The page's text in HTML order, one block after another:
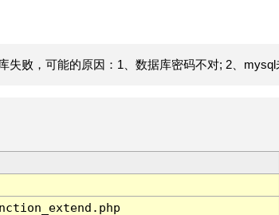
失败，可能的原因：1、数据库密码不对; 2、mysql